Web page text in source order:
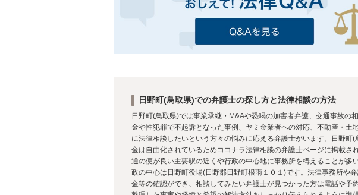
日野町(鳥取県)での弁護士の探し方と法律相談の方法
日野町(鳥取県)では事業承継・M&Aや恐喝の加害者弁護、交通事故
金や性犯罪で不起訴となった事例、ヤミ金業者への対応、不動産・
に法律相談したいという方々の悩みに応える弁護士がいます。日野
金は自由化されているためココナラ法律相談の弁護士ページに掲載
通の便が良い主要駅の近くや行政の中心地に事務所を構えることが
政の中心は日野町役場(日野郡日野町根雨１０１)です。法律事務所や
金等の確認ができ、相談してみたい弁護士が見つかった方は電話や